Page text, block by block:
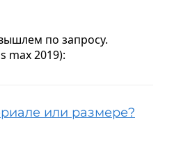
по запросу.
max 2019):
или размере?